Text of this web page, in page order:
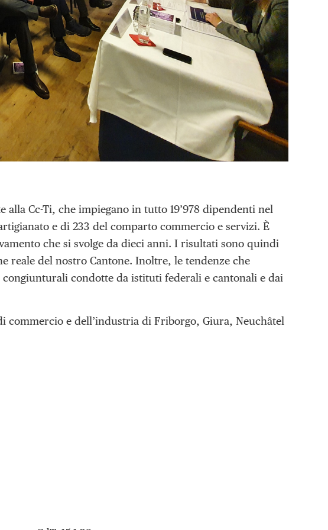
Cc-Ti, che impiegano in tutto 19’978 dipendenti nel
e di 233 del comparto commercio e servizi. È
che si svolge da dieci anni. I risultati sono quindi
reale del nostro Cantone. Inoltre, le tendenze che
condotte da istituti federali e cantonali e dai
commercio e dell’industria di Friborgo, Giura, Neuchâtel